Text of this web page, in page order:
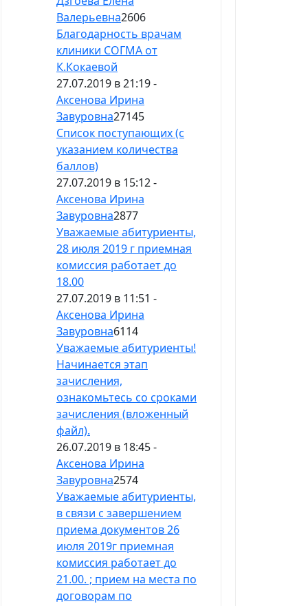
Валерьевна2606
Благодарность врачам
клиники СОГМА от
К.Кокаевой
27.07.2019 в 21:19 -
Аксенова Ирина
Завуровна27145
Список поступающих (с
указанием количества
баллов)
27.07.2019 в 15:12 -
Аксенова Ирина
Завуровна2877
Уважаемые абитуриенты,
28 июля 2019 г приемная
комиссия работает до
18.00
27.07.2019 в 11:51 -
Аксенова Ирина
Завуровна6114
Уважаемые абитуриенты!
Начинается этап
зачисления,
ознакомьтесь со сроками
зачисления (вложенный
файл).
26.07.2019 в 18:45 -
Аксенова Ирина
Завуровна2574
Уважаемые абитуриенты,
в связи с завершением
приема документов 26
июля 2019г приемная
комиссия работает до
21.00. ; прием на места по
договорам по